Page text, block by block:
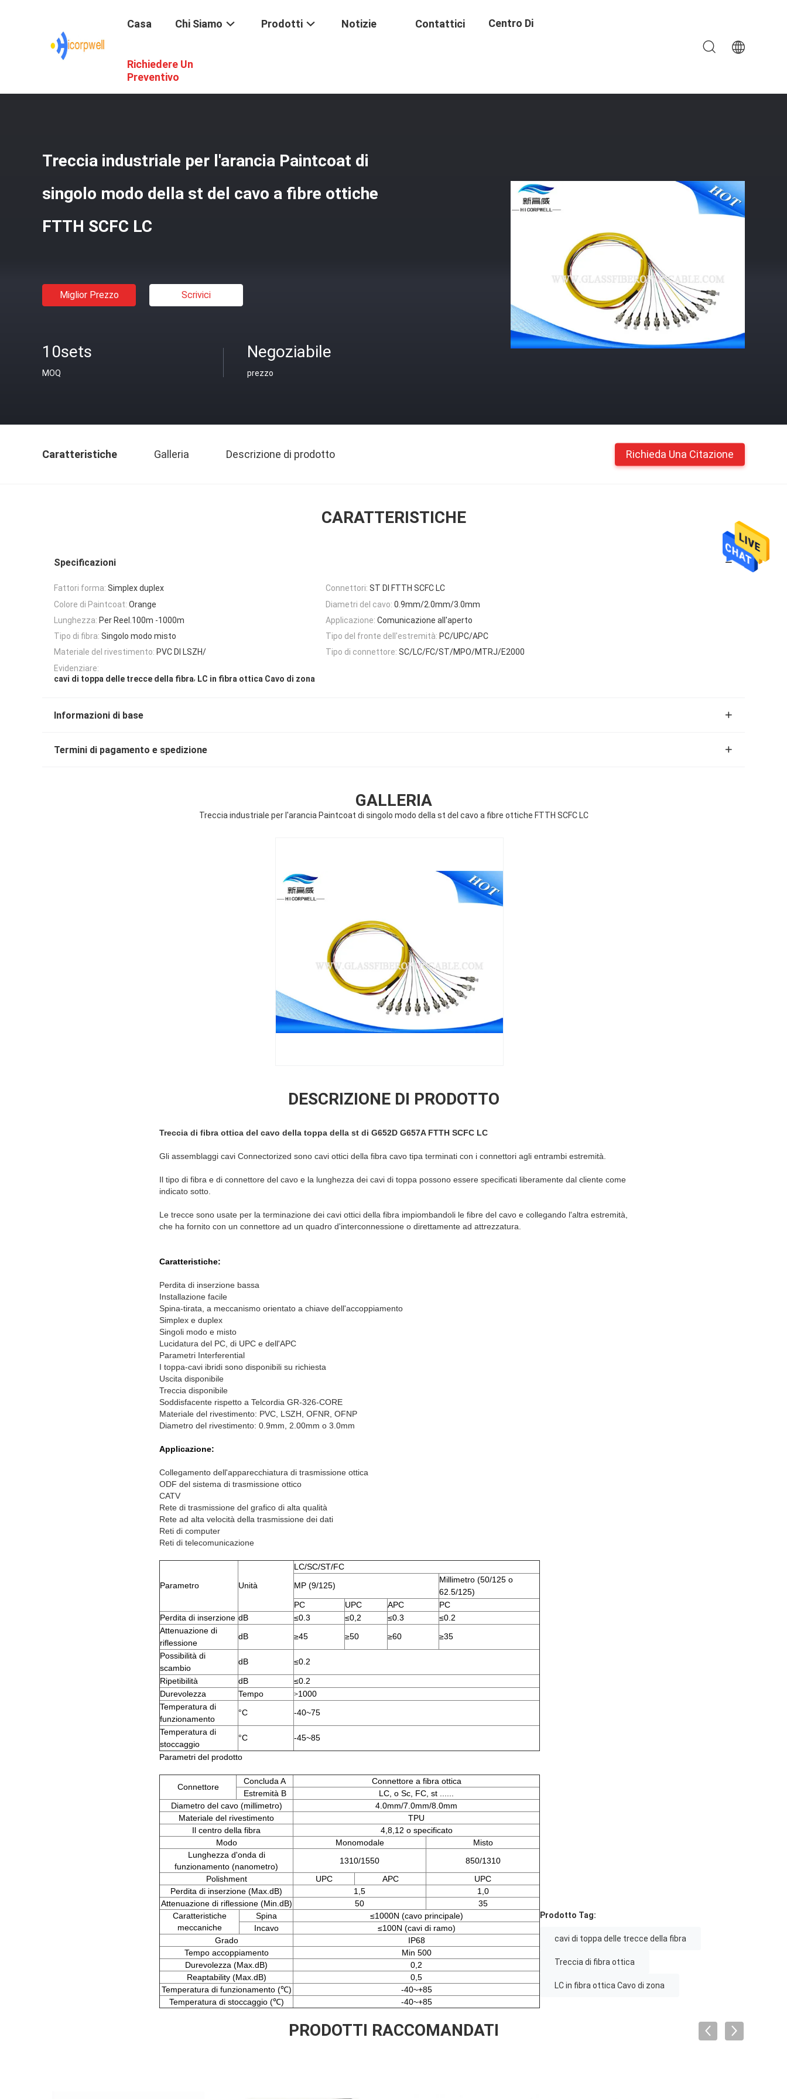
Casa Chi Siamo Prodotti Notizie Contattici Centro Di
Richiedere Un
Preventivo
In Fibra Ottica / Treccia Industriale Per L'arancia Paintcoat Di Singolo Modo Della St Del Cavo A Fibre Ottiche FTTH SCFC LC
Treccia industriale per l'arancia Paintcoat di
singolo modo della st del cavo a fibre ottiche
FTTH SCFC LC
Miglior Prezzo Scrivici
10sets
MOQ
Negoziabile
prezzo
Caratteristiche Galleria Descrizione di prodotto Richieda Una Citazione
CARATTERISTICHE
Specificazioni
Fattori forma: Simplex duplex Connettori: ST DI FTTH SCFC LC
Colore di Paintcoat: Orange Diametri del cavo: 0.9mm/2.0mm/3.0mm
Lunghezza: Per Reel.100m -1000m Applicazione: Comunicazione all'aperto
Tipo di fibra: Singolo modo misto Tipo del fronte dell'estremità: PC/UPC/APC
Materiale del rivestimento: PVC DI LSZH/ Tipo di connettore: SC/LC/FC/ST/MPO/MTRJ/E2000
Evidenziare:
cavi di toppa delle trecce della fibra, LC in fibra ottica Cavo di zona
Informazioni di base
Termini di pagamento e spedizione
GALLERIA
Treccia industriale per l'arancia Paintcoat di singolo modo della st del cavo a fibre ottiche FTTH SCFC LC
DESCRIZIONE DI PRODOTTO
Treccia di fibra ottica del cavo della toppa della st di G652D G657A FTTH SCFC LC
Gli assemblaggi cavi Connectorized sono cavi ottici della fibra cavo tipa terminati con i connettori agli entrambi estremità.
Il tipo di fibra e di connettore del cavo e la lunghezza dei cavi di toppa possono essere specificati liberamente dal cliente come
indicato sotto.
Le trecce sono usate per la terminazione dei cavi ottici della fibra impiombandoli le fibre del cavo e collegando l'altra estremità,
che ha fornito con un connettore ad un quadro d'interconnessione o direttamente ad attrezzatura.
Caratteristiche:
Perdita di inserzione bassa
Installazione facile
Spina-tirata, a meccanismo orientato a chiave dell'accoppiamento
Simplex e duplex
Singoli modo e misto
Lucidatura del PC, di UPC e dell'APC
Parametri Interferential
I toppa-cavi ibridi sono disponibili su richiesta
Uscita disponibile
Treccia disponibile
Soddisfacente rispetto a Telcordia GR-326-CORE
Materiale del rivestimento: PVC, LSZH, OFNR, OFNP
Diametro del rivestimento: 0.9mm, 2.00mm o 3.0mm
Applicazione:
Collegamento dell'apparecchiatura di trasmissione ottica
ODF del sistema di trasmissione ottico
CATV
Rete di trasmissione del grafico di alta qualità
Rete ad alta velocità della trasmissione dei dati
Reti di computer
Reti di telecomunicazione
Parametro Unità
LC/SC/ST/FC
MP (9/125)
Millimetro (50/125 o
62.5/125)
PC
UPC APC
PC
Perdita di inserzione dB ≤0.3 ≤0,2 ≤0.3
≤0.2
Attenuazione di
riflessione
dB ≥45 ≥50 ≥60 ≥35
Possibilità di
scambio
dB ≤0.2
Ripetibilità dB
≤0.2
Durevolezza
Tempo >1000
Temperatura di
funzionamento
°C -40~75
Temperatura di
stoccaggio
°C -45~85
Parametri del prodotto
Connettore
Concluda A
Connettore a fibra ottica
Estremità B
LC, o Sc, FC, st ......
Diametro del cavo (millimetro)
4.0mm/7.0mm/8.0mm
Materiale del rivestimento
TPU
Il centro della fibra
4,8,12 o specificato
Modo
Monomodale
Misto
Lunghezza d'onda di
funzionamento (nanometro)
1310/1550
850/1310
Polishment
UPC APC
UPC
Perdita di inserzione (Max.dB)
1,5
1,0
Attenuazione di riflessione (Min.dB)
50
35
Caratteristiche
meccaniche
Spina
≤1000N (cavo principale)
Incavo
≤100N (cavi di ramo)
Grado
IP68
Tempo accoppiamento
Min 500
Durevolezza (Max.dB)
0,2
Reaptability (Max.dB)
0,5
Temperatura di funzionamento (℃)
-40~+85
Temperatura di stoccaggio (℃)
-40~+85
Prodotto Tag:
cavi di toppa delle trecce della fibra
Treccia di fibra ottica
LC in fibra ottica Cavo di zona
PRODOTTI RACCOMANDATI